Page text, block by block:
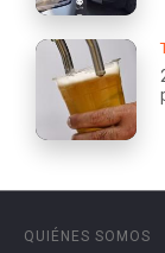
QUIÉNES SOMOS